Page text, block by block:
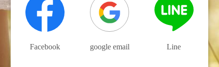
Facebook google email Line